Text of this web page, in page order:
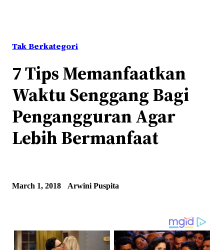
Tak Berkategori
7 Tips Memanfaatkan
Waktu Senggang Bagi
Pengangguran Agar
Lebih Bermanfaat
March 1, 2018 Arwini Puspita